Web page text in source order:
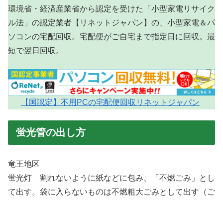
環境省・経済産業省から認定を受けた「小型家電リサイク
ル法」の認定業者【リネットジャパン】の、小型家電＆パ
ソコンの宅配回収。宅配便がご自宅まで指定日に回収。最
短で翌日回収。
【国認定】不用PCの宅配便回収リネットジャパン
蛍光管の出し方
竜王地区
蛍光灯 割れないように紙などに包み、「不燃ごみ」とし
て出す。袋に入らないものは不燃粗大ごみとして出す（ご